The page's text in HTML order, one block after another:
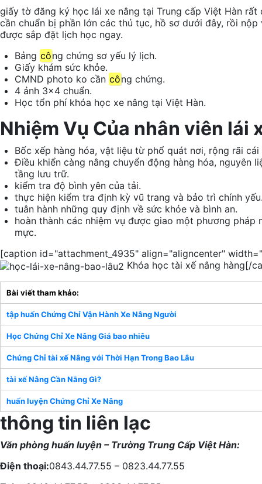
giấy tờ đăng ký học lái xe nâng tại Trung cấp Việt Hàn rất
cần chuẩn bị phần lớn các thủ tục, hồ sơ dưới đây, rồi nộp
được sắp đặt lịch học ngay.
Bảng công chứng sơ yếu lý lịch.
Giấy khám sức khỏe.
CMND photo ko cần công chứng.
4 ảnh 3×4 chuẩn.
Học tổn phí khóa học xe nâng tại Việt Hàn.
Nhiệm Vụ Của nhân viên lái
Bốc xếp hàng hóa, vật liệu từ phổ quát nơi, rộng rãi cái
Điều khiển càng nâng chuyển động hàng hóa, nguyên
tầng lưu trữ.
kiểm tra độ bình yên của tải.
thực hiện kiểm tra định kỳ vũ trang và bảo trì chính yếu
tuân hành những quy định về sức khỏe và bình an.
hoàn thành các nhiệm vụ được giao một phương pháp
mực.
[caption id="attachment_4935" align="aligncenter"
Khóa học tài xếnâng hàng[/
Bài viết tham khảo:
tập huấnChứng Chỉ Vận Hành Xe Nâng Người
Học Chứng Chỉ Xe Nâng Giá bao nhiêu
Chứng Chỉtài xếNângvới Thời Hạn Trong Bao Lâu
tài xếNâng Cần Nằng Gì?
huấn luyệnChứng Chỉ Xe Nâng
thông tin liên lạc
Văn phòng huấn luyện – Trường Trung Cấp Việt Hàn:
Điện thoại:0843.44.77.55 – 0823.44.77.55